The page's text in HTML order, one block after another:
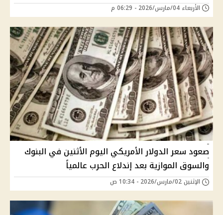
الأربعاء 04/مارس/2026 - 06:29 م
صعود سعر الدولار الأمريكي اليوم الأثنين في البنوك
والسوق الموازية بعد إندلاع الحرب عالمياً
الإثنين 02/مارس/2026 - 10:34 ص